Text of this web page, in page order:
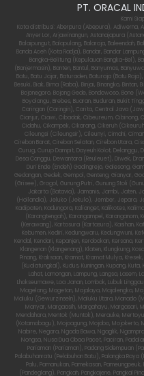
PT. ORACAL
Kami
Kota distribusi: Aberpura (Abepura), Adiwerna,
Anyer Lor, Arjawinangun, Astanajapura
Balaipungut, Balapulang, Balaraja, Baleendah,
Banda Aceh (Kota Radja), Bandar, Bandar
Bangka-Belitung (Kepulauan Bangka-Bel),
(Banjermasin), Banten, Bantul, Banyumas,
Batu, Batu Jajar, Baturaden, Baturaja (Batu
Besuki, Biak, Bima (Raba), Binjai, Binongko,
Bojonegoro, Bojong Gede, Bondowoso, Bone
Boyolangu, Brebes, Buaran, Buduran, Bukit
Caringan (Caringin), Carita, Central Java
Cianjur, Ciawi, Cibadak, Cibeureum,
Cidahu, Cikampek, Cikarang, Cikeruh
Cileungsi (Cileungsir), Cileunyi, Cimahi,
Cirebon Barat, Cirebon Selatan, Cirebon Utara,
Curug, Curup Dampit, Dayeuh Kolot, Delanggu,
Desa Canggu, Dewantara (Reuleuet), Diwek,
Duri Ende (Endeh) Gadingrejo, Galesong,
Gedangan, Gedek, Gempol, Genteng, Gianyar,
(Grisee), Grogol, Gunung Putri, Gunung Stoli
Jakarta (Batavia), Jamanis, Jambi, Jaten,
(Hollandia), Jeluko (Jekulo), Jember, Jepara,
Kadipaten, Kadungora, Kalianget, Kalikotes,
(Karangtengah), Karangampel, Karanganom,
(Kerawang), Kartosura (Kartasura), Kasihan,
Kebumen, Kediri, Kedungwaru, Kedungwuni,
Kendal, Kendari, Kepanjen, Kerobokan, Kersana,
Klangenan (Klangenang), Klaten, Klungkung,
Pinang, Kraksaan, Kramat, Kramat Mulya,
(Kualatungkal), Kudus, Kuningan, Kupang,
Lahat, Lamongan, Lampung, Langsa, Lasem,
Lhokseumawe, Loa Janan, Lombok, Lubuk
Magelang, Magetan, Majalaya, Majalengka,
Maluku (Gewurzinseln), Maluku Utara, Manado
Manyar, Margaasih, Margahayu, Margasari,
Mendahara, Mentok (Muntok), Merauke,
(Kotamobagu), Mojoagung, Mojobo, Mojokerto,
Nabire, Negara, Ngada Bawa, Ngaglik,
Nongsa, Nusa Dua Obaa Pacet, Paciran,
Pariaman (Pariaman), Padang Sidempuan
Palabuhanratu (Pelabuhan Batu), Palangka Raya
Palu, Pamanukan, Pamekasan,
(Pandeglang), Pangkah, Pangkajene, Pangkal